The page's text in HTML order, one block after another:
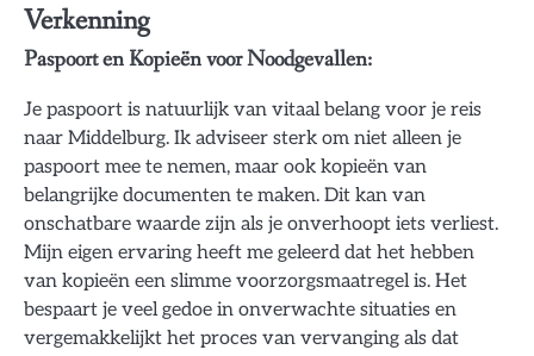
Verkenning
Paspoort en Kopieën voor Noodgevallen:
Je paspoort is natuurlijk van vitaal belang voor je reis
naar Middelburg. Ik adviseer sterk om niet alleen je
paspoort mee te nemen, maar ook kopieën van
belangrijke documenten te maken. Dit kan van
onschatbare waarde zijn als je onverhoopt iets verliest.
Mijn eigen ervaring heeft me geleerd dat het hebben
van kopieën een slimme voorzorgsmaatregel is. Het
bespaart je veel gedoe in onverwachte situaties en
vergemakkelijkt het proces van vervanging als dat